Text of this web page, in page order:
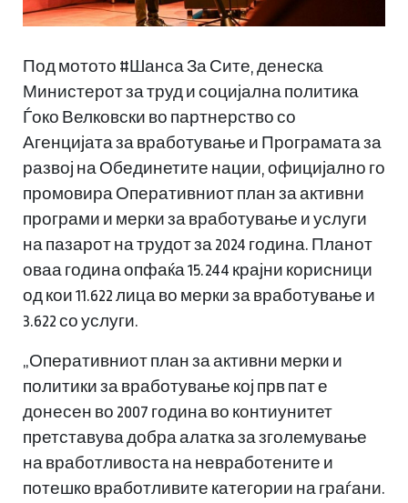
Под мотото #Шанса За Сите, денеска
Министерот за труд и социјална политика
Ѓоко Велковски во партнерство со
Агенцијата за вработување и Програмата за
развој на Обединетите нации, официјално го
промовира Оперативниот план за активни
програми и мерки за вработување и услуги
на пазарот на трудот за 2024 година. Планот
оваа година опфаќа 15.244 крајни корисници
од кои 11.622 лица во мерки за вработување и
3.622 со услуги.
„Оперативниот план за активни мерки и
политики за вработување кој прв пат е
донесен во 2007 година во контиунитет
претставува добра алатка за зголемување
на вработливоста на невработените и
потешко вработливите категории на граѓани.